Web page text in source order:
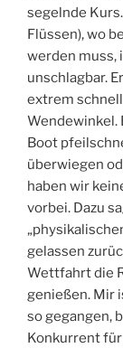
segelnde
Flüssen), wo
werden muss,
unschlagbar.
extrem
Wendewinkel.
Boot
überwiegen
haben wir
vorbei. Dazu
gelassen
Wettfahrt die
genießen. Mir
so gegangen,
Konkurrent